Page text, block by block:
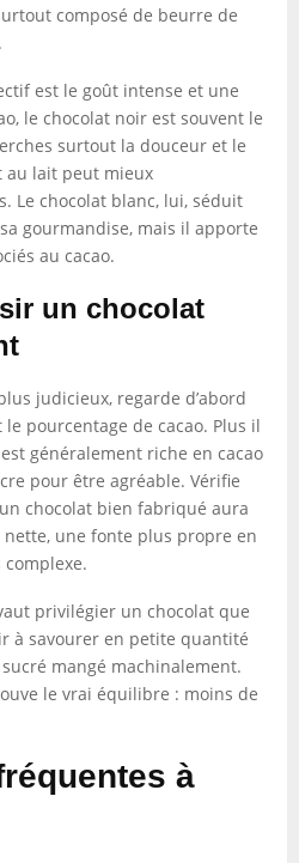
composé de beurre de
est le goût intense et une
le chocolat noir est souvent le
surtout la douceur et le
au lait peut mieux
Le chocolat blanc, lui, séduit
gourmandise, mais il apporte
au cacao.
un chocolat
judicieux, regarde d’abord
pourcentage de cacao. Plus il
généralement riche en cacao
pour être agréable. Vérifie
chocolat bien fabriqué aura
une fonte plus propre en
privilégier un chocolat que
à savourer en petite quantité
mangé machinalement.
le vrai équilibre : moins de
à